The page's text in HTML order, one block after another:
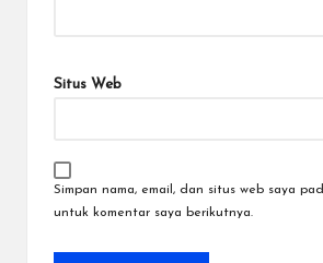
Situs Web
Simpan nama, email, dan situs web saya
untuk komentar saya berikutnya.